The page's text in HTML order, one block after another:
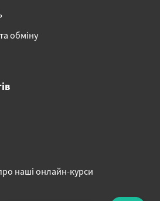
обміну
наші онлайн-курси